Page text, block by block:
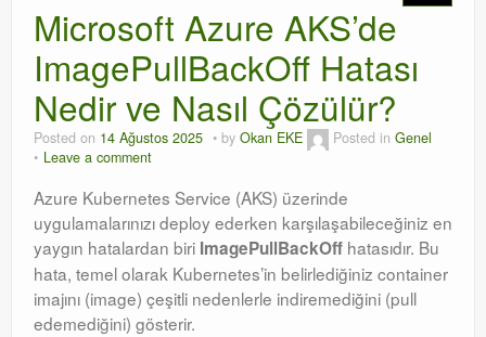
SCOM
Orchestrator
Watchguard
PHP & MySQL
Exchange
Microsoft Azure AKS’de
ImagePullBackOff Hatası
Nedir ve Nasıl Çözülür?
Posted on 14 Ağustos 2025 by Okan EKE Posted in Genel
Leave a comment
Azure Kubernetes Service (AKS) üzerinde
uygulamalarınızı deploy ederken karşılaşabileceğiniz en
yaygın hatalardan biri ImagePullBackOff hatasıdır. Bu
hata, temel olarak Kubernetes’in belirlediğiniz container
imajını (image) çeşitli nedenlerle indiremediğini (pull
edemediğini) gösterir.